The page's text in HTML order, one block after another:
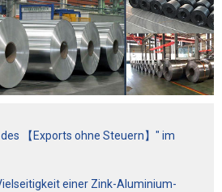
【Exports ohne Steuern】" im
einer Zink-Aluminium-